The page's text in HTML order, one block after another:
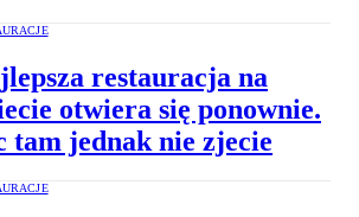
restauracja na
otwiera się ponownie.
tam jednak nie zjecie